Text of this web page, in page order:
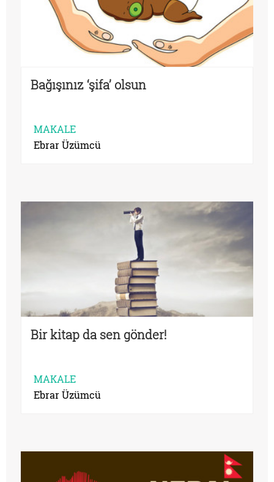
Bağışınız ‘şifa’ olsun
MAKALE
Ebrar Üzümcü
Bir kitap da sen gönder!
MAKALE
Ebrar Üzümcü